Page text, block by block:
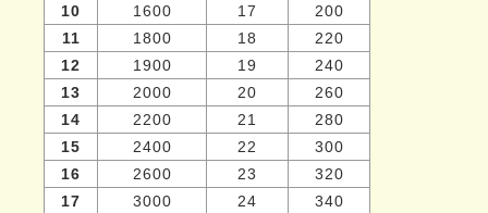
10
1600 17
200
11
1800 18
220
12
1900 19
240
13
2000 20
260
14
2200 21
280
15
2400 22
300
16
2600 23
320
17
3000 24 340